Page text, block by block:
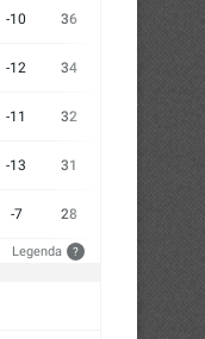
-10 36
-12 34
-11 32
-13 31
-7 28
Legenda ?